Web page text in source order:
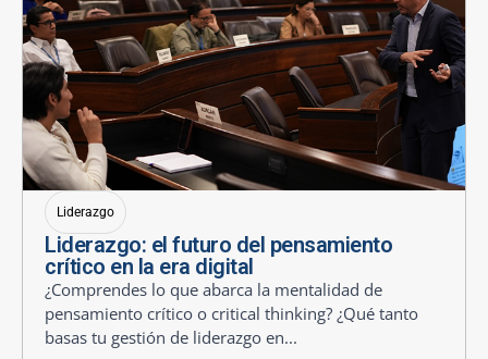
Liderazgo
Liderazgo: el futuro del pensamiento
crítico en la era digital
¿Comprendes lo que abarca la mentalidad de
pensamiento crítico o critical thinking? ¿Qué tanto
basas tu gestión de liderazgo en...